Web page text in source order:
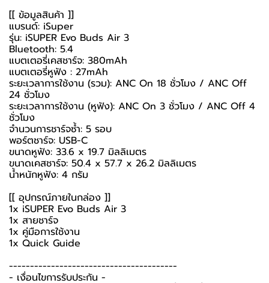
[[ ข้อมูลสินค้า ]]
แบรนด์: iSuper
รุ่น: iSUPER Evo Buds Air 3
Bluetooth: 5.4
แบตเตอรี่เคสชาร์จ: 380mAh
แบตเตอรี่หูฟัง : 27mAh
ระยะเวลาการใช้งาน (รวม): ANC On 18 ชั่วโมง / ANC Off
24 ชั่วโมง
ระยะเวลาการใช้งาน (หูฟัง): ANC On 3 ชั่วโมง / ANC Off 4
ชั่วโมง
จำนวนการชาร์จซ้ำ: 5 รอบ
พอร์ตชาร์จ: USB-C
ขนาดหูฟัง: 33.6 x 19.7 มิลลิเมตร
ขนาดเคสชาร์จ: 50.4 x 57.7 x 26.2 มิลลิเมตร
น้ำหนักหูฟัง: 4 กรัม
[[ อุปกรณ์ภายในกล่อง ]]
1x iSUPER Evo Buds Air 3
1x สายชาร์จ
1x คู่มือการใช้งาน
1x Quick Guide
----------------------------------------
-️ เงื่อนไขการรับประกัน -️